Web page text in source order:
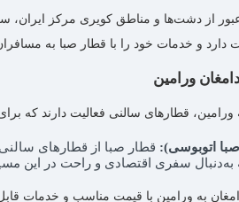
عبور از دشت‌ها و مناطق کویری مرکز
دارد و خدمات خود را با قطار صبا به
ورامین
ورامین، قطارهای سالنی فعالیت دارند
اتوبوسی): قطار صبا از قطارهای
سفری اقتصادی و راحت در این
به ورامین با قیمت مناسب و خدمات